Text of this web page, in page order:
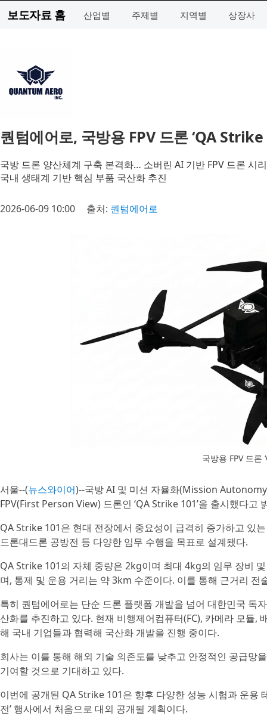
보도자료 홈 산업별 주제별 지역별 상장사
퀀텀에어로, 국방용 FPV 드론 ‘QA Strike
국방 드론 양산체계 구축 본격화… 소버린 AI 기반 FPV 드론 시
국내 생태계 기반 핵심 부품 국산화 추진
2026-06-09 10:00 출처: 퀀텀에어로
국방용 FPV 드론
서울--(뉴스와이어)--국방 AI 및 미션 자율화(Mission
FPV(First Person View) 드론인 ‘QA Strike 101’을 출시했다고
QA Strike 101은 현대 전장에서 중요성이 급격히 증가하고 있
드론대드론 공방전 등 다양한 임무 수행을 목표로 설계됐다.
QA Strike 101의 자체 중량은 2kg이며 최대 4kg의 임무 장비
며, 통제 및 운용 거리는 약 3km 수준이다. 이를 통해 근거리
특히 퀀텀에어로는 단순 드론 플랫폼 개발을 넘어 대한민국 독
산화를 추진하고 있다. 현재 비행제어컴퓨터(FC), 카메라 모듈,
해 국내 기업들과 협력해 국산화 개발을 진행 중이다.
회사는 이를 통해 해외 기술 의존도를 낮추고 안정적인 공급망
기여할 것으로 기대하고 있다.
이번에 공개된 QA Strike 101은 향후 다양한 성능 시험과 운용
전’ 행사에서 처음으로 대외 공개될 계획이다.